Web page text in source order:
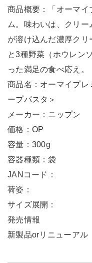
商品概要：「オーマイ
ム。味わいは、クリ
が溶け込んだ濃厚クリ
と3種野菜（ホウレン
った満足の食べ応え。
商品名：オーマイプ
ープパスタ＞
メーカー：ニップン
価格：OP
容量：300g
容器種類：袋
JANコード：
荷姿：
サイズ展開：
発売情報
新製品orリニューアル